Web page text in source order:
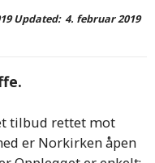
Updated: 4. februar 2019
tilbud rettet mot
er Norkirken åpen